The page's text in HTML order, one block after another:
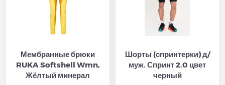
Мембранные брюки
RUKA Softshell Wmn,
Жёлтый минерал
Шорты (спринтерки) д/
муж. Спринт 2.0 цвет
черный